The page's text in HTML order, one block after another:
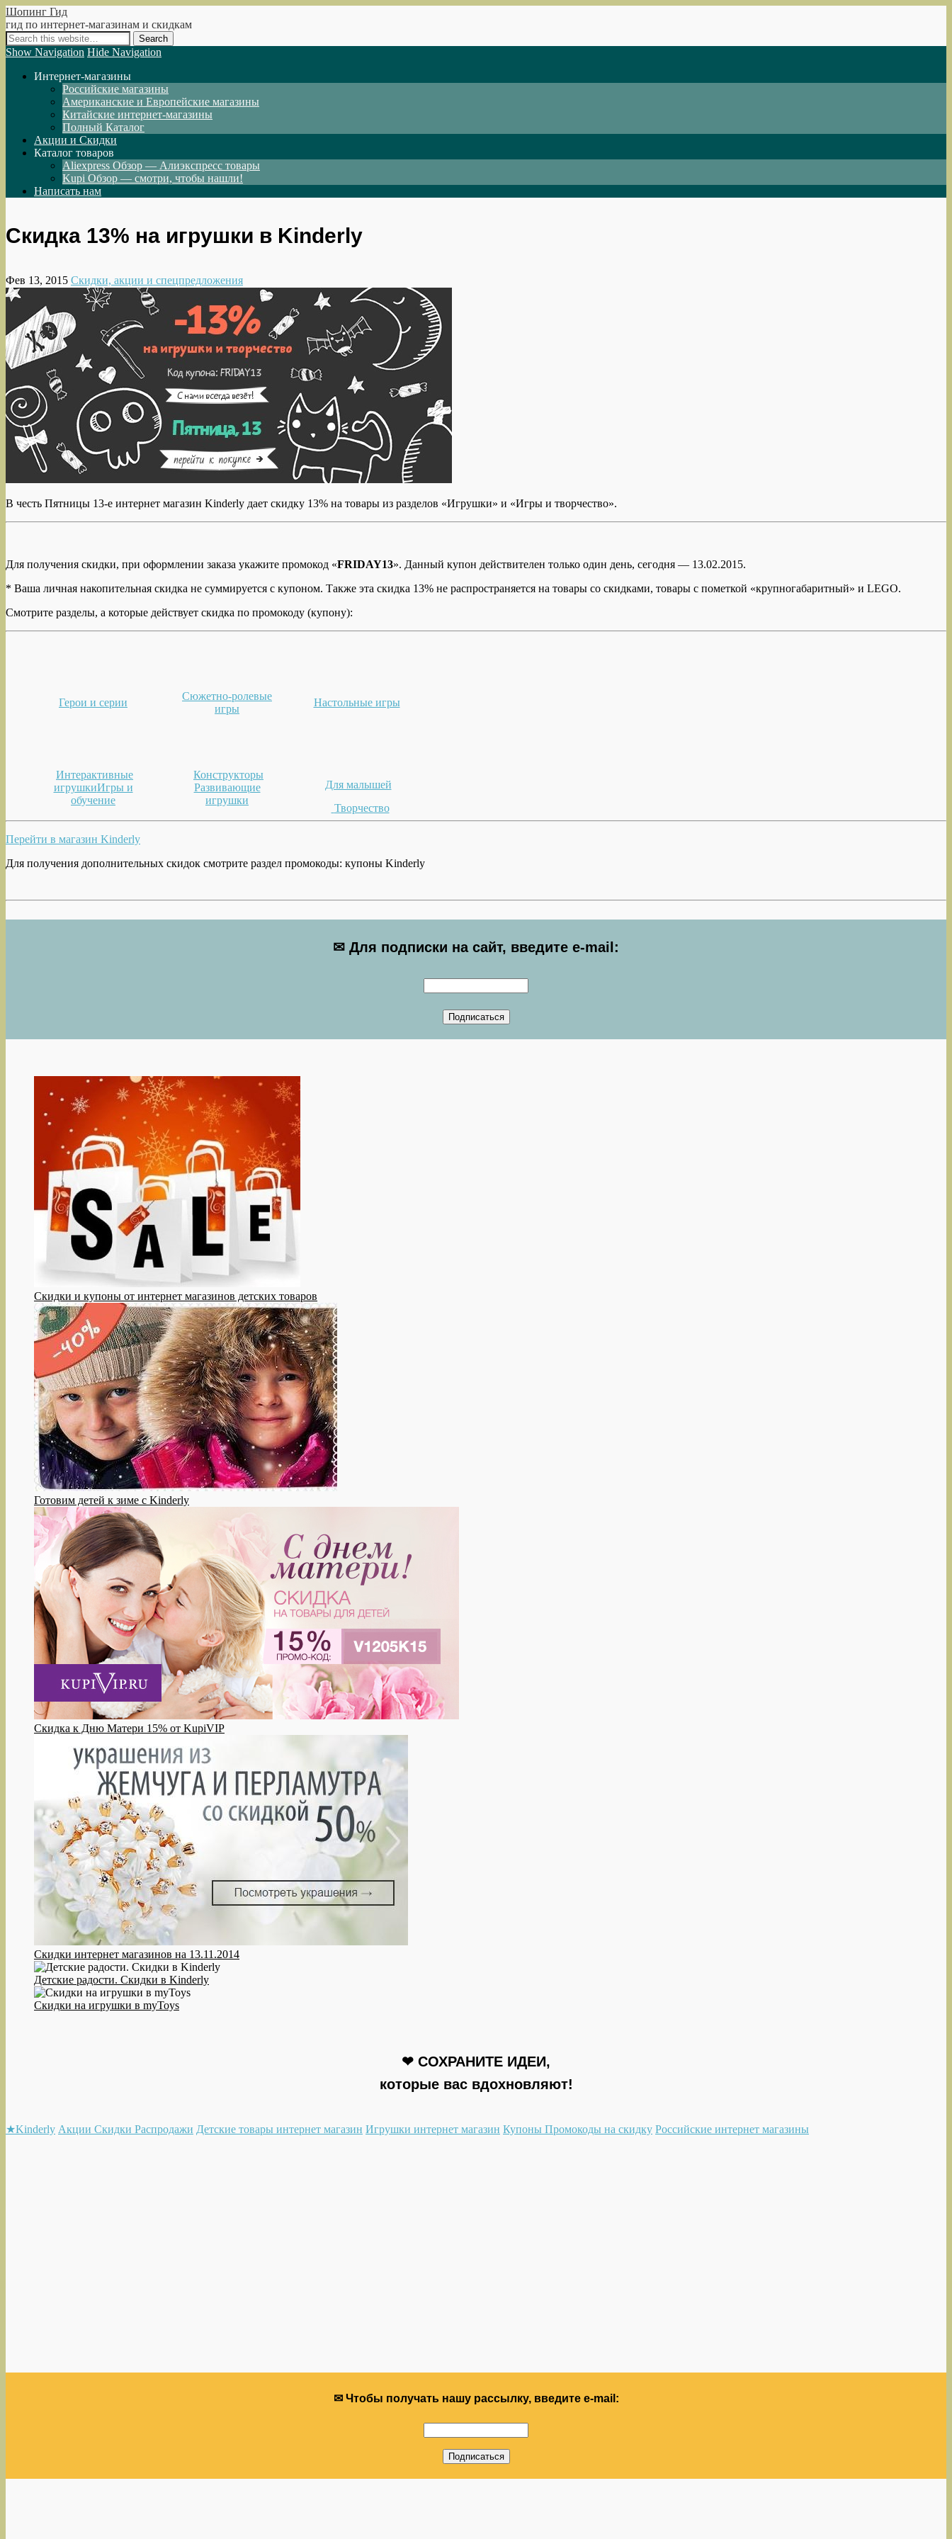
Шопинг Гид
гид по интернет-магазинам и скидкам
Show Navigation Hide Navigation
Интернет-магазины
Российские магазины
Американские и Европейские магазины
Китайские интернет-магазины
Полный Каталог
Акции и Скидки
Каталог товаров
Aliexpress Обзор — Алиэкспресс товары
Kupi Обзор — смотри, чтобы нашли!
Написать нам
Скидка 13% на игрушки в Kinderly
Фев 13, 2015 Скидки, акции и спецпредложения
В честь Пятницы 13-е интернет магазин Kinderly дает скидку 13% на товары из разделов «Игрушки» и «Игры и творчество».
Для получения скидки, при оформлении заказа укажите промокод «FRIDAY13». Данный купон действителен только один день, сегодня — 13.02.2015.
* Ваша личная накопительная скидка не суммируется с купоном. Также эта скидка 13% не распространяется на товары со скидками, товары с пометкой «крупногабаритный» и LEGO.
Смотрите разделы, а которые действует скидка по промокоду (купону):
Герои и серии
Интерактивные
игрушкиИгры и
обучение
Сюжетно-ролевые
игры
Конструкторы
Развивающие
игрушки
Настольные игры
Для малышей
Творчество
Перейти в магазин Kinderly
Для получения дополнительных скидок смотрите раздел промокоды: купоны Kinderly
✉ Для подписки на сайт, введите e-mail:
Cкидки и купоны от интернет магазинов детских товаров
Готовим детей к зиме с Kinderly
Скидка к Дню Матери 15% от KupiVIP
Скидки интернет магазинов на 13.11.2014
Детские радости. Скидки в Kinderly
Скидки на игрушки в myToys
❤ СОХРАНИТЕ ИДЕИ,
которые вас вдохновляют!
★Kinderly Акции Скидки Распродажи Детские товары интернет магазин Игрушки интернет магазин Купоны Промокоды на скидку Российские интернет магазины
✉ Чтобы получать нашу рассылку, введите e-mail: